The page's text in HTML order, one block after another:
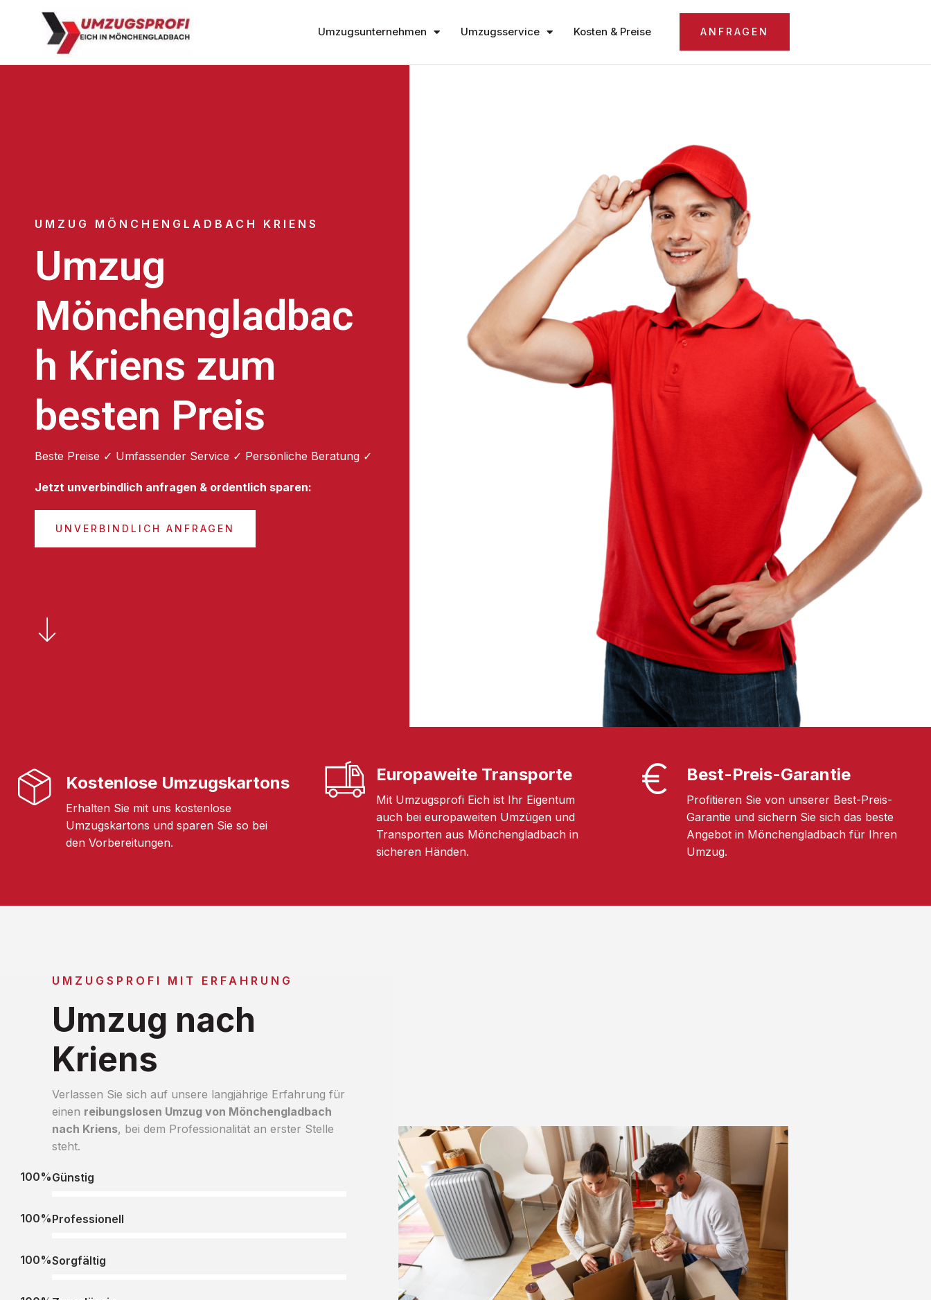
Umzugsunternehmen Umzugsservice Kosten & Preise ANFRAGEN
UMZUG MÖNCHENGLADBACH KRIENS
Umzug
Mönchengladbac
h Kriens zum
besten Preis
Beste Preise ✓ Umfassender Service ✓ Persönliche Beratung ✓
Jetzt unverbindlich anfragen & ordentlich sparen:
UNVERBINDLICH ANFRAGEN
Kostenlose Umzugskartons
Erhalten Sie mit uns kostenlose
Umzugskartons und sparen Sie so bei
den Vorbereitungen.
Europaweite Transporte
Mit Umzugsprofi Eich ist Ihr Eigentum
auch bei europaweiten Umzügen und
Transporten aus Mönchengladbach in
sicheren Händen.
Best-Preis-Garantie
Profitieren Sie von unserer Best-Preis-
Garantie und sichern Sie sich das beste
Angebot in Mönchengladbach für Ihren
Umzug.
UMZUGSPROFI MIT ERFAHRUNG
Umzug nach
Kriens
Verlassen Sie sich auf unsere langjährige Erfahrung für
einen reibungslosen Umzug von Mönchengladbach
nach Kriens, bei dem Professionalität an erster Stelle
steht.
Günstig
100%
Professionell
100%
Sorgfältig
100%